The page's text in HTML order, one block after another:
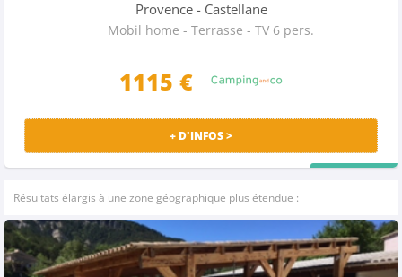
Provence - Castellane
Mobil home - Terrasse - TV 6 pers.
1115 €
+ D'INFOS >
Résultats élargis à une zone géographique plus étendue :